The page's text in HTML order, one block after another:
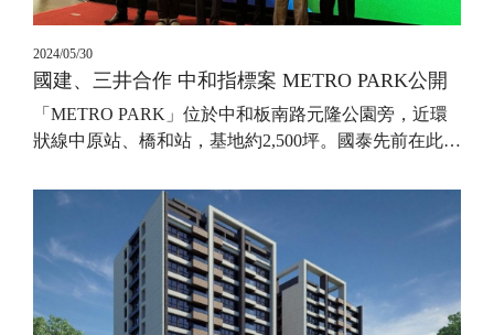
2024/05/30
國建、三井合作 中和指標案 METRO PARK公開
「METRO PARK」位於中和板南路元隆公園旁，近環
狀線中原站、橋和站，基地約2,500坪。國泰先前在此…